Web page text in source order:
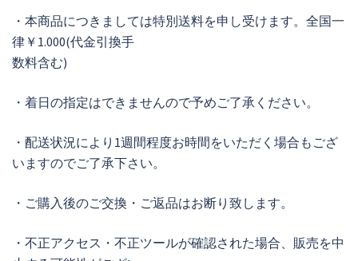
・本商品につきましては特別送料を申し受けます。全国一
律￥1.000(代金引換手
数料含む)
・着日の指定はできませんので予めご了承ください。
・配送状況により1週間程度お時間をいただく場合もござ
いますのでご了承下さい。
・ご購入後のご交換・ご返品はお断り致します。
・不正アクセス・不正ツールが確認された場合、販売を中